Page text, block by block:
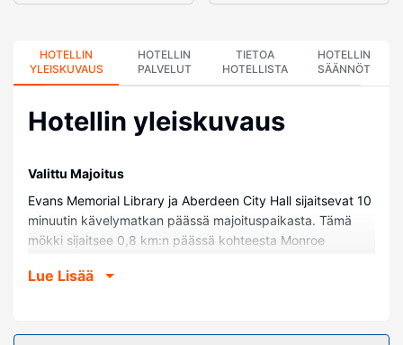
HOTELLIN
YLEISKUVAUS
HOTELLIN
PALVELUT
TIETOA
HOTELLISTA
HOTELLIN
SÄÄNNÖT
Hotellin yleiskuvaus
Valittu Majoitus
Evans Memorial Library ja Aberdeen City Hall sijaitsevat 10
minuutin kävelymatkan päässä majoituspaikasta. Tämä
mökki sijaitsee 0,8 km:n päässä kohteesta Monroe
Community Hospital of Aberdeen.
Tämä ilmastoitu mökki tarjoaa käyttöösi keittiön.
Lue Lisää